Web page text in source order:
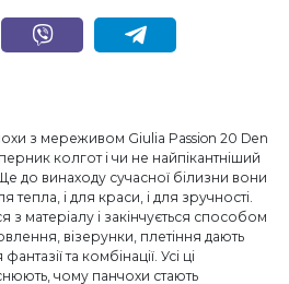
з мереживом Giulia Passion 20 Den
колгот і чи не найпікантніший
до винаходу сучасної білизни вони
тепла, і для краси, і для зручності.
з матеріалу і закінчується способом
візерунки, плетіння дають
та комбінації. Усі ці
чому панчохи стають